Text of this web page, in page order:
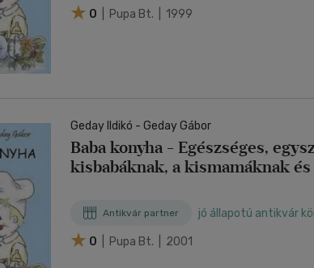
0 | Pupa Bt. | 1999
Geday Ildikó - Geday Gábor
Baba konyha - Egészséges,
kisbabáknak, a kismamáknak
Antikvár partner jó állapotú antikvár
0 | Pupa Bt. | 2001